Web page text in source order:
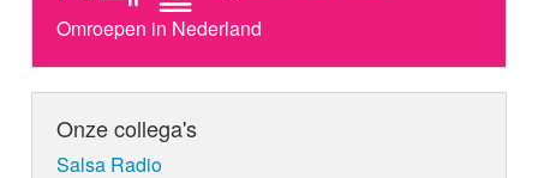
Omroepen in Nederland
Onze collega's
Salsa Radio